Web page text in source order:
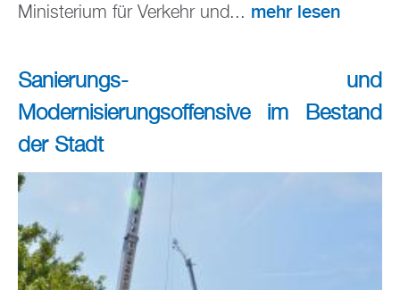
Ministerium für Verkehr und... mehr lesen
Sanierungs- und
Modernisierungsoffensive im Bestand
der Stadt